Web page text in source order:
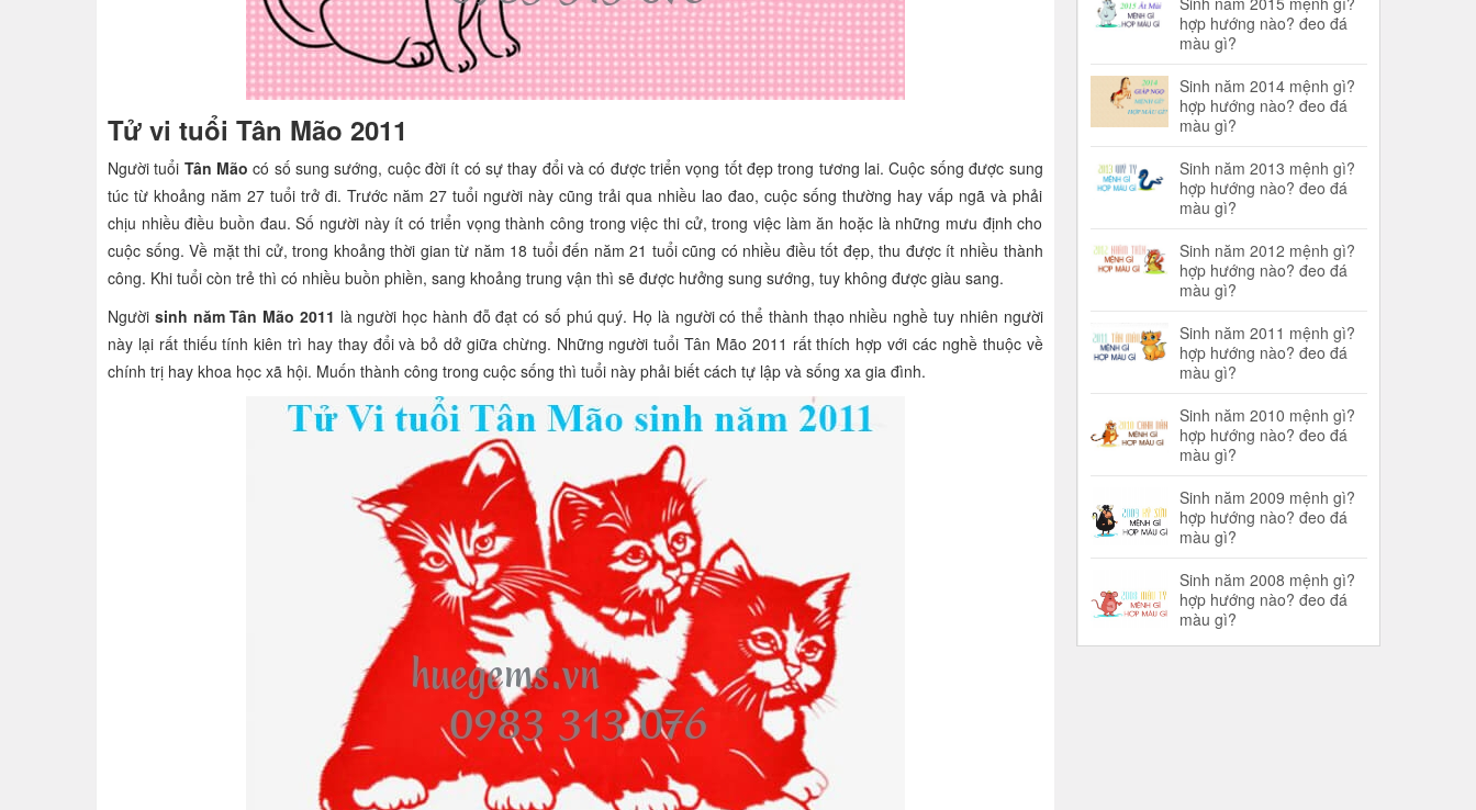
Tử vi tuổi Tân Mão 2011
Người tuổi Tân Mão có số sung sướng, cuộc đời ít có sự thay đổi và có được triển vọng tốt đẹp trong tương lai. Cuộc sống được sung
túc từ khoảng năm 27 tuổi trở đi. Trước năm 27 tuổi người này cũng trải qua nhiều lao đao, cuộc sống thường hay vấp ngã và phải
chịu nhiều điều buồn đau. Số người này ít có triển vọng thành công trong việc thi cử, trong việc làm ăn hoặc là những mưu định cho
cuộc sống. Về mặt thi cử, trong khoảng thời gian từ năm 18 tuổi đến năm 21 tuổi cũng có nhiều điều tốt đẹp, thu được ít nhiều thành
công. Khi tuổi còn trẻ thì có nhiều buồn phiền, sang khoảng trung vận thì sẽ được hưởng sung sướng, tuy không được giàu sang.
Người sinh năm Tân Mão 2011 là người học hành đỗ đạt có số phú quý. Họ là người có thể thành thạo nhiều nghề tuy nhiên người
này lại rất thiếu tính kiên trì hay thay đổi và bỏ dở giữa chừng. Những người tuổi Tân Mão 2011 rất thích hợp với các nghề thuộc về
chính trị hay khoa học xã hội. Muốn thành công trong cuộc sống thì tuổi này phải biết cách tự lập và sống xa gia đình.
hợp hướng nào? đeo đá
màu gì?
Sinh năm 2014 mệnh gì?
hợp hướng nào? đeo đá
màu gì?
Sinh năm 2013 mệnh gì?
hợp hướng nào? đeo đá
màu gì?
Sinh năm 2012 mệnh gì?
hợp hướng nào? đeo đá
màu gì?
Sinh năm 2011 mệnh gì?
hợp hướng nào? đeo đá
màu gì?
Sinh năm 2010 mệnh gì?
hợp hướng nào? đeo đá
màu gì?
Sinh năm 2009 mệnh gì?
hợp hướng nào? đeo đá
màu gì?
Sinh năm 2008 mệnh gì?
hợp hướng nào? đeo đá
màu gì?